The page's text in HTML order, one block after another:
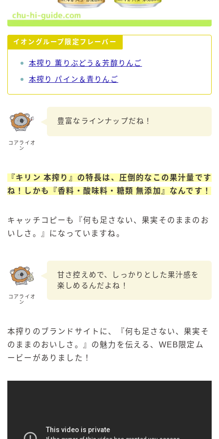
イオングループ限定フレーバー
本搾り 薫りぶどう＆芳醇りんご
本搾り パイン＆青りんご
コアライオ
ン
豊富なラインナップだね！
『キリン 本搾り』の特長は、圧倒的なこの果汁量です
ね！しかも『香料・酸味料・糖類 無添加』なんです！
キャッチコピーも『何も足さない、果実そのままのお
いしさ。』になっていますね。
コアライオ
ン
甘さ控えめで、しっかりとした果汁感を
楽しめるんだよね！
本搾りのブランドサイトに、『何も足さない、果実そ
のままのおいしさ。』の魅力を伝える、WEB限定ム
ービーがありました！